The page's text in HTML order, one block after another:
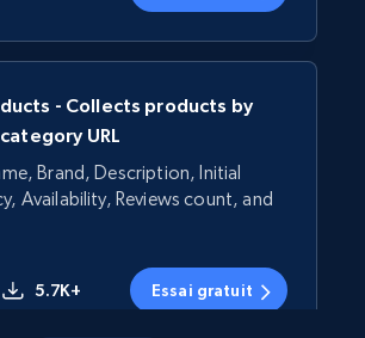
- Collects products by
URL
Brand, Description, Initial
Availability, Reviews count, and
5.7K+ Essai gratuit